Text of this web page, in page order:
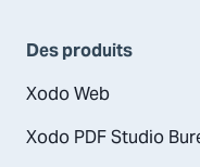
Des produits
Xodo Web
Xodo PDF Studio